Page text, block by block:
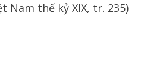
Nam thế kỷ XIX, tr. 235)